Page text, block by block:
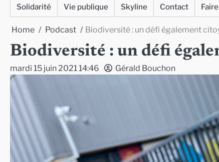
Solidarité
Vie publique Skyline Contact
Home Podcast Biodiversité : un défi également
Biodiversité : un défi
mardi 15 juin 2021 14:46 Gérald Bouchon